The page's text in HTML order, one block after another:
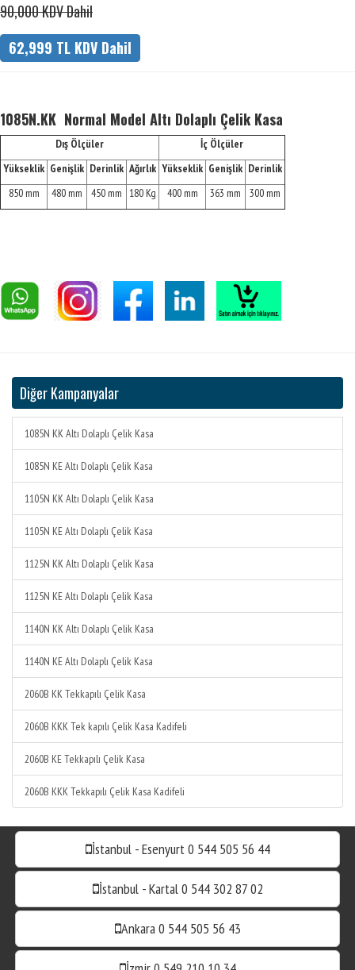
90,000 KDV Dahil
62,999 TL KDV Dahil
1085N.KK Normal Model Altı Dolaplı Çelik Kasa
Dış Ölçüler
İç Ölçüler
Yükseklik Genişlik Derinlik Ağırlık Yükseklik Genişlik Derinlik
850 mm
480 mm 450 mm 180 Kg 400 mm 363 mm 300 mm
Diğer Kampanyalar
1085N KK Altı Dolaplı Çelik Kasa
1085N KE Altı Dolaplı Çelik Kasa
1105N KK Altı Dolaplı Çelik Kasa
1105N KE Altı Dolaplı Çelik Kasa
1125N KK Altı Dolaplı Çelik Kasa
1125N KE Altı Dolaplı Çelik Kasa
1140N KK Altı Dolaplı Çelik Kasa
1140N KE Altı Dolaplı Çelik Kasa
2060B KK Tekkapılı Çelik Kasa
2060B KKK Tek kapılı Çelik Kasa Kadifeli
2060B KE Tekkapılı Çelik Kasa
2060B KKK Tekkapılı Çelik Kasa Kadifeli
İstanbul - Esenyurt 0 544 505 56 44
İstanbul - Kartal 0 544 302 87 02
Ankara 0 544 505 56 43